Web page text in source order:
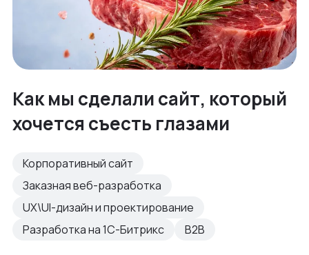
Как мы сделали сайт, который
хочется съесть глазами
Корпоративный сайт
Заказная веб-разработка
UX\UI-дизайн и проектирование
Разработка на 1С-Битрикс
B2B